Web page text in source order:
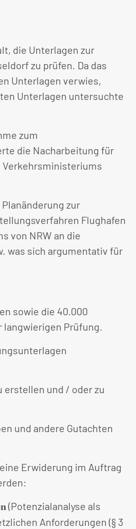
die Unterlagen zur
zu prüfen. Da das
Unterlagen verwies,
Unterlagen untersuchte
zum
die Nacharbeitung für
Verkehrsministeriums
zur
Flughafen
von NRW an die
was sich argumentativ für
sowie die 40.000
Prüfung.
erstellen und / oder zu
und andere Gutachten
Erwiderung im Auftrag
(Potenzialanalyse als
Anforderungen (§ 3